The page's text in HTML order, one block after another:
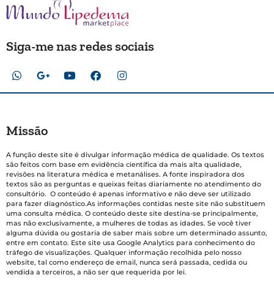
Siga-me nas redes sociais
Missão
A função deste site é divulgar informação médica de qualidade. Os textos
são feitos com base em evidência científica da mais alta qualidade,
revisões na literatura médica e metanálises. A fonte inspiradora dos
textos são as perguntas e queixas feitas diariamente no atendimento do
consultório. O conteúdo é apenas informativo e não deve ser utilizado
para fazer diagnóstico.As informações contidas neste site não substituem
uma consulta médica. O conteúdo deste site destina-se principalmente,
mas não exclusivamente, a mulheres de todas as idades. Se você tiver
alguma dúvida ou gostaria de saber mais sobre um determinado assunto,
entre em contato. Este site usa Google Analytics para conhecimento do
tráfego de visualizações. Qualquer informação recolhida pelo nosso
website, tal como endereço de email, nunca será passada, cedida ou
vendida a terceiros, a não ser que requerida por lei.